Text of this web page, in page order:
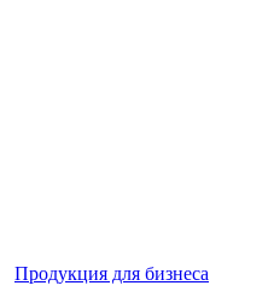
Продукция для бизнеса